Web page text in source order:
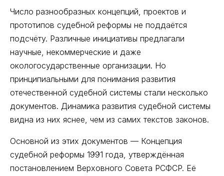
Число разнообразных концепций, проектов и
прототипов судебной реформы не поддаётся
подсчёту. Различные инициативы предлагали
научные, некоммерческие и даже
окологосударственные организации. Но
принципиальными для понимания развития
отечественной судебной системы стали несколько
документов. Динамика развития судебной системы
видна из них яснее, чем из самих текстов законов.
Основной из этих документов — Концепция
судебной реформы 1991 года, утверждённая
постановлением Верховного Совета РСФСР. Её